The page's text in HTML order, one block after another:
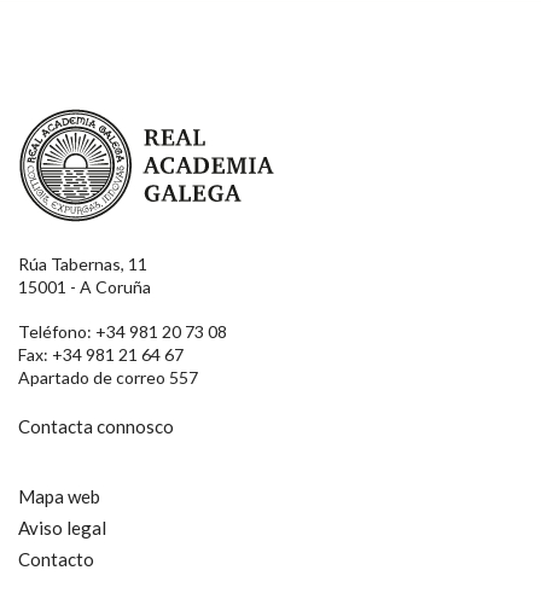
Real Academia Galega
Rúa Tabernas, 11
15001 - A Coruña
Teléfono: +34 981 20 73 08
Fax: +34 981 21 64 67
Apartado de correo 557
Contacta connosco
Mapa web
Aviso legal
Contacto